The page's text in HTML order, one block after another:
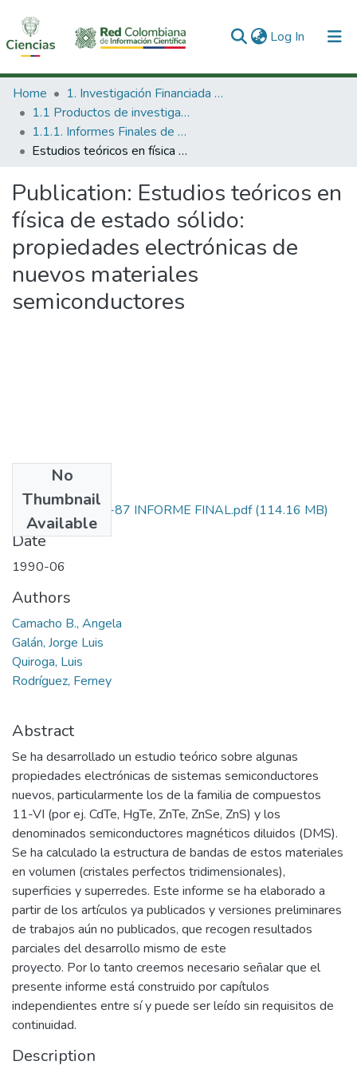
Log In (current)
Communities & Collections
All of DSpace
Statistics
Home
1. Investigación Financiada con Recursos Públicos
1.1 Productos de investigación
1.1.1. Informes Finales de Proyectos de Investigación
Estudios teóricos en física de estado sólido: propiedades electrónicas de nuevos materiales semiconductores
Publication: Estudios teóricos en
física de estado sólido:
propiedades electrónicas de
nuevos materiales
semiconductores
No
Thumbnail
Available
1204-05-033-87 INFORME FINAL.pdf(114.16 MB)
Date
1990-06
Authors
Camacho B., Angela
Galán, Jorge Luis
Quiroga, Luis
Rodríguez, Ferney
Abstract
Se ha desarrollado un estudio teórico sobre algunas
propiedades electrónicas de sistemas semiconductores
nuevos, particularmente los de la familia de compuestos
11-VI (por ej. CdTe, HgTe, ZnTe, ZnSe, ZnS) y los
denominados semiconductores magnéticos diluidos (DMS).
Se ha calculado la estructura de bandas de estos materiales
en volumen (cristales perfectos tridimensionales),
superficies y superredes. Este informe se ha elaborado a
partir de los artículos ya publicados y versiones preliminares
de trabajos aún no publicados, que recogen resultados
parciales del desarrollo mismo de este
proyecto. Por lo tanto creemos necesario señalar que el
presente informe está construido por capítulos
independientes entre sí y puede ser leído sin requisitos de
continuidad.
Description